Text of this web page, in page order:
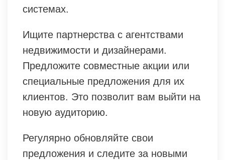
системах.
Ищите партнерства с агентствами
недвижимости и дизайнерами.
Предложите совместные акции или
специальные предложения для их
клиентов. Это позволит вам выйти на
новую аудиторию.
Регулярно обновляйте свои
предложения и следите за новыми